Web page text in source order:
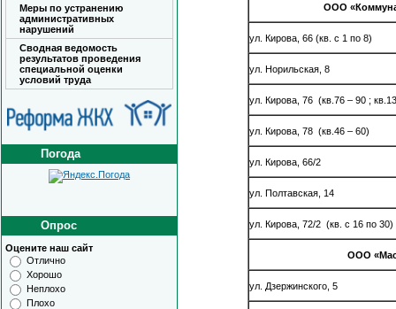
Меры по устранению
административных
нарушений
Сводная ведомость
результатов проведения
специальной оценки
условий труда
Погода
Опрос
Оцените наш сайт
Отлично
Хорошо
Неплохо
Плохо
ООО
ул. Кирова, 66 (кв. с 1 по 8)
ул. Норильская, 8
ул. Кирова, 76 (кв.76 – 90 ;
ул. Кирова, 78 (кв.46 – 60)
ул. Кирова, 66/2
ул. Полтавская, 14
ул. Кирова, 72/2 (кв. с 16 по 30)
ООО
ул. Дзержинского, 5